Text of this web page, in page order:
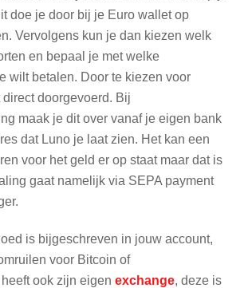
doe je door bij je Euro wallet op
Vervolgens kun je dan kiezen welk
en bepaal je met welke
wilt betalen. Door te kiezen voor
doorgevoerd. Bij
maak je dit over vanaf je eigen bank
dat Luno je laat zien. Het kan een
voor het geld er op staat maar dat is
gaat namelijk via SEPA payment
is bijgeschreven in jouw account,
voor Bitcoin of
heeft ook zijn eigenexchange, deze is